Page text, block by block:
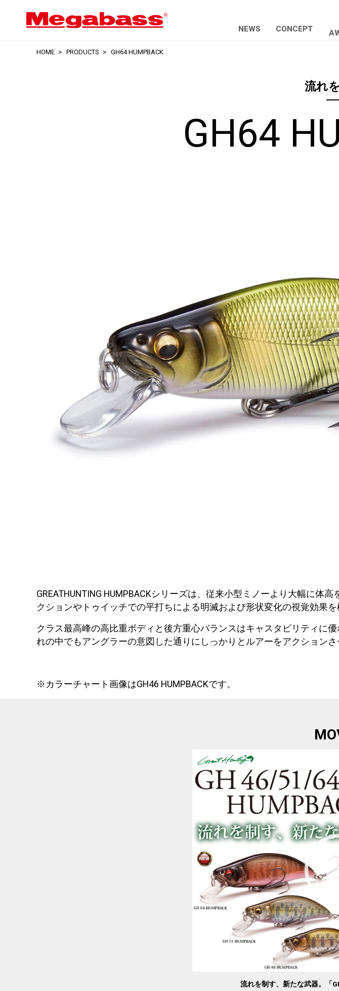
NEWS CONCEPT
HOME PRODUCTS GH64 HUMPBACK
流れ
GH64
GREATHUNTING HUMPBACKシリーズは、従来小型ミノーより大幅に
クションやトゥイッチでの平打ちによる明滅および形状変化の視覚効果を
クラス最高峰の高比重ボディと後方重心バランスはキャスタビリティに
れの中でもアングラーの意図した通りにしっかりとルアーをアクション
※カラーチャート画像はGH46 HUMPBACKです。
流れを制す、新たな武器。「